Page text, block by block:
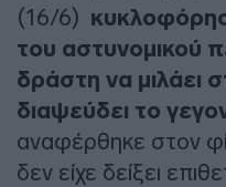
(16/6)
του αστυνομικού
δράστη να μιλάει
διαψεύδει το
αναφέρθηκε στον
δεν είχε δείξει